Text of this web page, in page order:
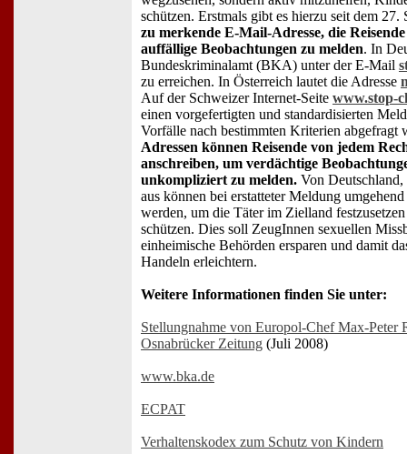
schützen. Erstmals gibt es hierzu seit dem 27.
zu merkende E-Mail-Adresse, die
auffällige Beobachtungen zu melden. In
Bundeskriminalamt (BKA) unter der E-Mail
zu erreichen. In Österreich lautet die Adresse
Auf der Schweizer Internet-Seite www.stop-
einen vorgefertigten und standardisierten
Vorfälle nach bestimmten Kriterien abgefragt
Adressen können Reisende von jedem
anschreiben, um verdächtige
unkompliziert zu melden. Von
aus können bei erstatteter Meldung
werden, um die Täter im Zielland
schützen. Dies soll ZeugInnen sexuellen
einheimische Behörden ersparen und damit
Handeln erleichtern.
Weitere Informationen finden Sie unter:
Stellungnahme von Europol-Chef Max-Peter
Osnabrücker Zeitung (Juli 2008)
www.bka.de
ECPAT
Verhaltenskodex zum Schutz von Kindern